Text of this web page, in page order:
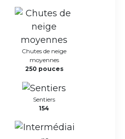
Chutes de neige
moyennes
250 pouces
Sentiers
154